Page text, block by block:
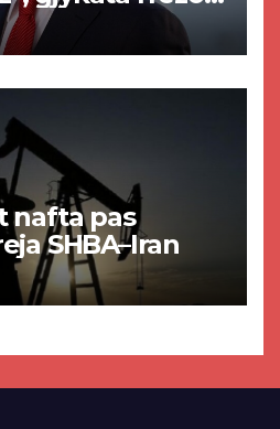
e
selisë së
nafta pas
SHBA–Iran